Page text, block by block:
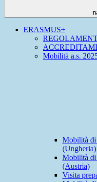
ERASMUS+
Mobilità a.s.
Mobilità di
(Ungheria)
Mobilità di
(Austria)
Visita